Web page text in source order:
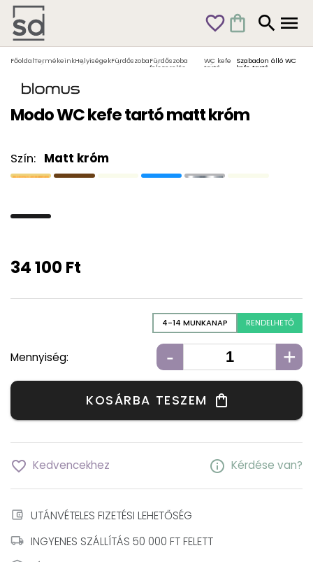
favorite_outline shopping_bag search menu
FőoldalTermékeinkHelyiségekFürdőszobaFürdőszoba
felszerelés
WC kefe
tartó
Szabadon álló WC
kefe tartó
Modo WC kefe tartó matt króm
34 100 Ft
Szín: Matt króm
4-14 MUNKANAP RENDELHETŐ
Mennyiség: - +
KOSÁRBA TESZEM shopping_bag
favorite_border Kedvencekhez info Kérdése van?
account_balance_wallet UTÁNVÉTELES FIZETÉSI LEHETŐSÉG
local_shipping INGYENES SZÁLLÍTÁS 50 000 FT FELETT